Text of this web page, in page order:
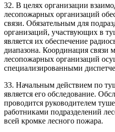
32. В целях организации
лесопожарных организаций
связи. Обязательным для
организаций, участвующих в
является их обеспечение
диапазона. Координация связи
лесопожарных организаций
специализированными
33. Начальным действием по
является его обследование.
проводится руководителем
работниками подразделений
всей кромке лесного пожара.